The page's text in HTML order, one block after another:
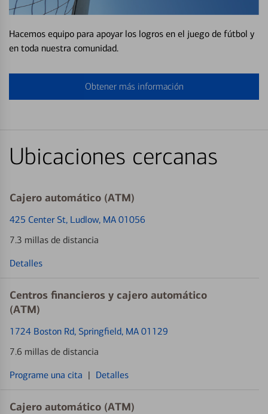
Hacemos equipo para apoyar los logros en el juego de fútbol y
en toda nuestra comunidad.
Obtener más información
Ubicaciones cercanas
Cajero automático (ATM)
425 Center St, Ludlow, MA 01056
7.3 millas de distancia
Detalles
Centros financieros y cajero automático
(ATM)
1724 Boston Rd, Springfield, MA 01129
7.6 millas de distancia
Programe una cita | Detalles
Cajero automático (ATM)